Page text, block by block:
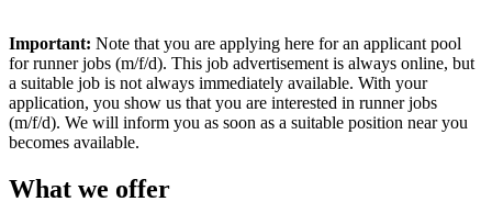
Important: Note that you are applying here for an applicant pool
for runner jobs (m/f/d). This job advertisement is always online, but
a suitable job is not always immediately available. With your
application, you show us that you are interested in runner jobs
(m/f/d). We will inform you as soon as a suitable position near you
becomes available.
What we offer